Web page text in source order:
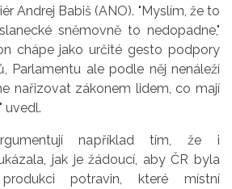
Andrej Babiš (ANO). "Myslím, že to
sněmovně to nedopadne,"
chápe jako určité gesto podpory
Parlamentu ale podle něj nenáleží
nařizovat zákonem lidem, co mají
uvedl.
například tím, že i
jak je žádoucí, aby ČR byla
potravin, které místní